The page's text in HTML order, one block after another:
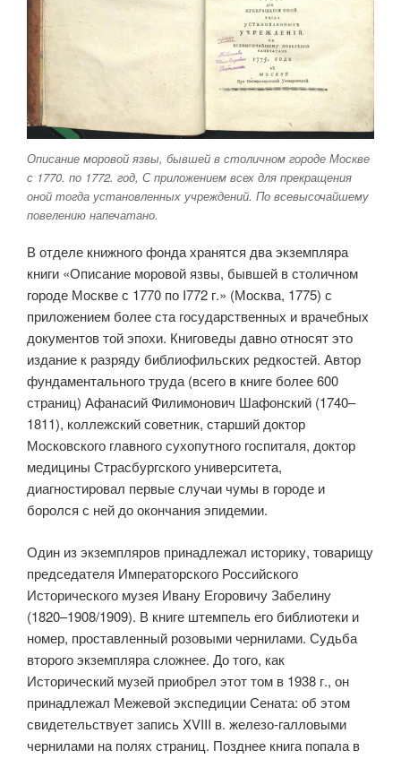
Описание моровой язвы, бывшей в столичном городе Москве
с 1770. по 1772. год, С приложением всех для прекращения
оной тогда установленных учреждений. По всевысочайшему
повелению напечатано.
В отделе книжного фонда хранятся два экземпляра
книги «Описание моровой язвы, бывшей в столичном
городе Москве с 1770 по I772 г.» (Москва, 1775) с
приложением более ста государственных и врачебных
документов той эпохи. Книговеды давно относят это
издание к разряду библиофильских редкостей. Автор
фундаментального труда (всего в книге более 600
страниц) Афанасий Филимонович Шафонский (1740–
1811), коллежский советник, старший доктор
Московского главного сухопутного госпиталя, доктор
медицины Страсбургского университета,
диагностировал первые случаи чумы в городе и
боролся с ней до окончания эпидемии.
Один из экземпляров принадлежал историку, товарищу
председателя Императорского Российского
Исторического музея Ивану Егоровичу Забелину
(1820–1908/1909). В книге штемпель его библиотеки и
номер, проставленный розовыми чернилами. Судьба
второго экземпляра сложнее. До того, как
Исторический музей приобрел этот том в 1938 г., он
принадлежал Межевой экспедиции Сената: об этом
свидетельствует запись XVIII в. железо-галловыми
чернилами на полях страниц. Позднее книга попала в